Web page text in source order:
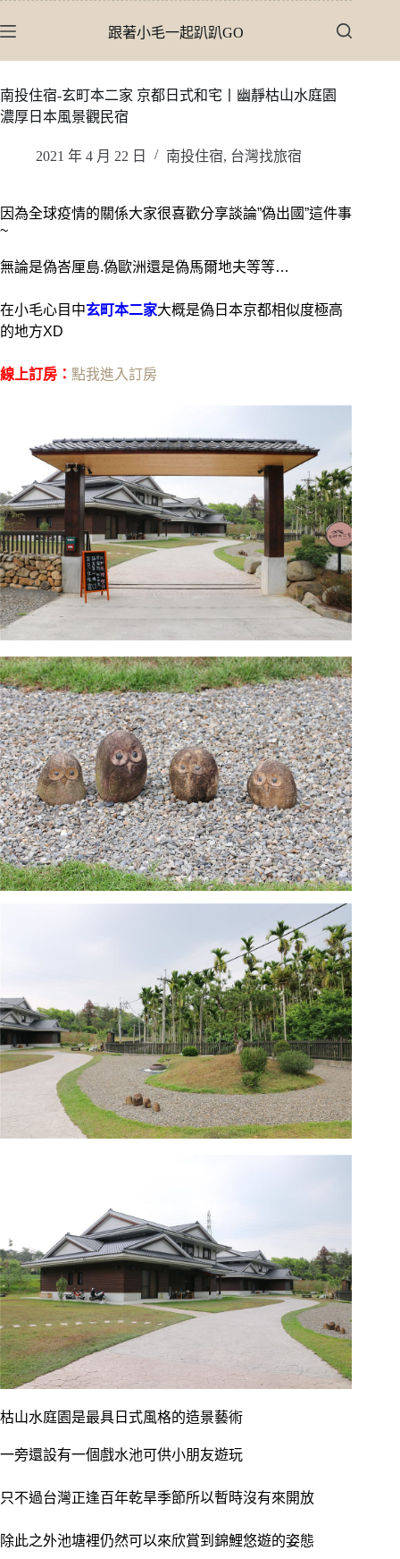
至
內
容
跟著小毛一起趴趴GO
南投住宿-玄町本二家 京都日式和宅丨幽靜枯山水庭園
濃厚日本風景觀民宿
2021 年 4 月 22 日 南投住宿, 台灣找旅宿
因為全球疫情的關係大家很喜歡分享談論”偽出國”這件事
~
無論是偽峇厘島.偽歐洲還是偽馬爾地夫等等…
在小毛心目中玄町本二家大概是偽日本京都相似度極高
的地方XD
線上訂房： 點我進入訂房
枯山水庭園是最具日式風格的造景藝術
一旁還設有一個戲水池可供小朋友遊玩
只不過台灣正逢百年乾旱季節所以暫時沒有來開放
除此之外池塘裡仍然可以來欣賞到錦鯉悠遊的姿態